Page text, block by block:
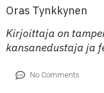
Oras Tynkkynen
Kirjoittaja on
kansanedustaja ja
No Comments